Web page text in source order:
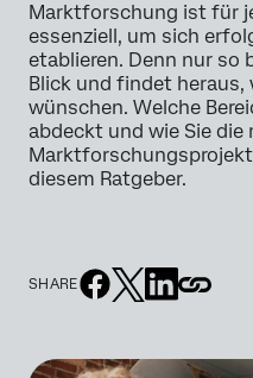
Marktforschung ist für
essenziell, um sich
etablieren. Denn nur so
Blick und findet heraus,
wünschen. Welche
abdeckt und wie Sie
Marktforschungsprojekt
diesem Ratgeber.
SHARE